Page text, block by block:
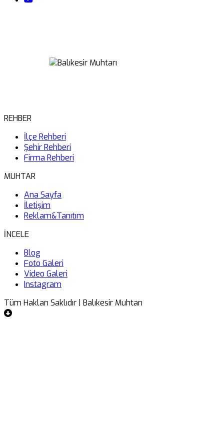
REHBER
İlçe Rehberi
Şehir Rehberi
Firma Rehberi
MUHTAR
Ana Sayfa
İletişim
Reklam&Tanıtım
İNCELE
Blog
Foto Galeri
Video Galeri
Instagram
Tüm Hakları Saklıdır | Balıkesir Muhtarı